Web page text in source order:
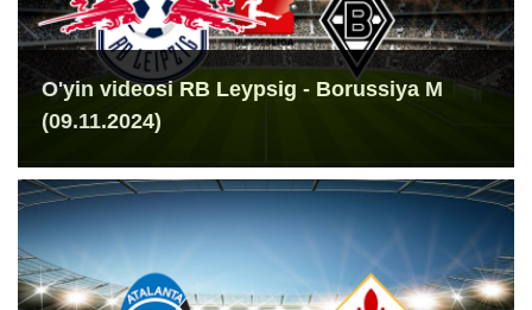
O'yin videosi RB Leypsig - Borussiya M
(09.11.2024)